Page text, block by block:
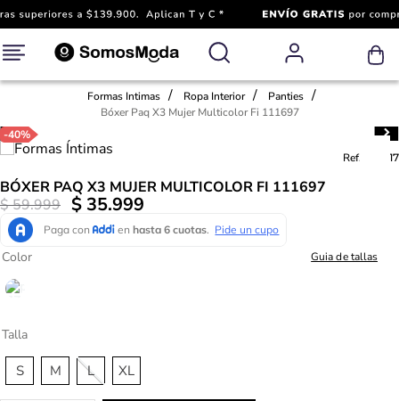
Formas Intimas Ropa Interior
Panties
Bóxer Paq X3 Mujer Multicolor Fi 111697
-40%
Ref.
778317
BÓXER PAQ X3 MUJER MULTICOLOR FI 111697
$59.999 $ 35.999
Talla
S M L XL
Color Guia de tallas